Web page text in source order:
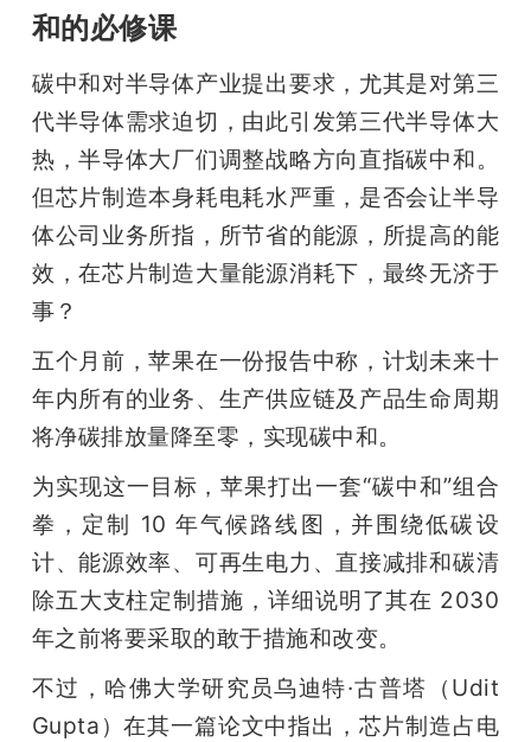
和的必修课
碳中和对半导体产业提出要求，尤其是对第三
代半导体需求迫切，由此引发第三代半导体大
热，半导体大厂们调整战略方向直指碳中和。
但芯片制造本身耗电耗水严重，是否会让半导
体公司业务所指，所节省的能源，所提高的能
效，在芯片制造大量能源消耗下，最终无济于
事？
五个月前，苹果在一份报告中称，计划未来十
年内所有的业务、生产供应链及产品生命周期
将净碳排放量降至零，实现碳中和。
为实现这一目标，苹果打出一套“碳中和”组合
拳，定制 10 年气候路线图，并围绕低碳设
计、能源效率、可再生电力、直接减排和碳清
除五大支柱定制措施，详细说明了其在 2030
年之前将要采取的敢于措施和改变。
不过，哈佛大学研究员乌迪特·古普塔（Udit
Gupta）在其一篇论文中指出，芯片制造占电